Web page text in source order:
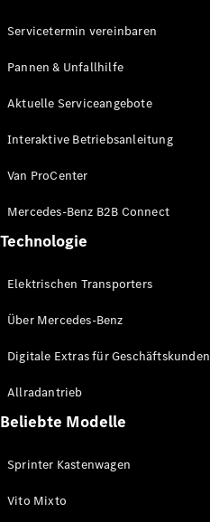
Alle eVito
eVito
Kastenwagen
Elektrisch
eVito
Konfigurator
Mercedes-
eCitan
eCitan
Konfigurator
Mercedes-
Servicetermin vereinbaren
Pannen & Unfallhilfe
Aktuelle Serviceangebote
Interaktive Betriebsanleitung
Van ProCenter
Mercedes-Benz B2B Connect
Technologie
Elektrischen Transporters
Über Mercedes-Benz
Digitale Extras für Geschäftskunden
Allradantrieb
Beliebte Modelle
Sprinter Kastenwagen
Vito Mixto